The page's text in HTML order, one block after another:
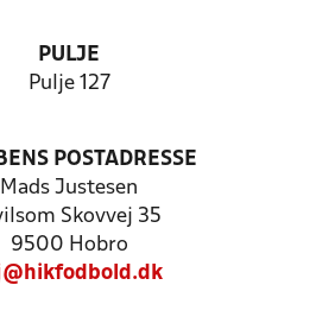
PULJE
Pulje 127
POSTADRESSE
Mads Justesen
Skovvej 35
9500 Hobro